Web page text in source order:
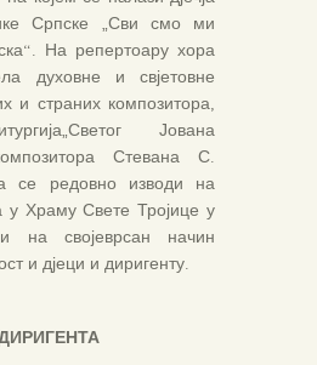
Српске „Сви смо ми
На репертоару хора
духовне и свјетовне
и страних композитора,
Јована
Стевана С.
се редовно изводи на
у Храму Свете Тројице у
на својеврсан начин
и дјеци и диригенту.